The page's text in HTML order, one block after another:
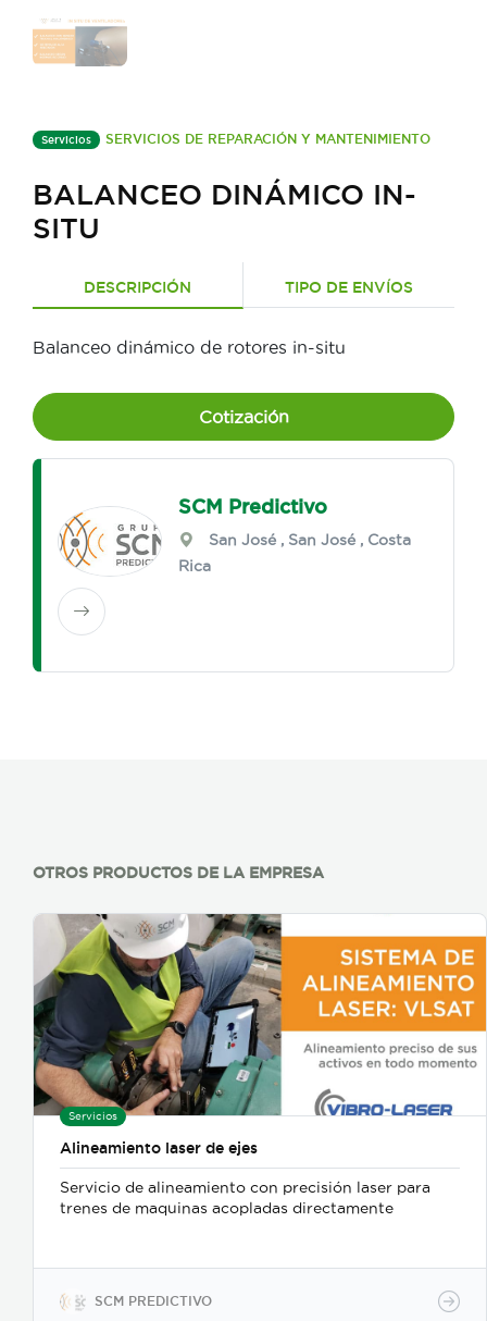
Servicios SERVICIOS DE REPARACIÓN Y MANTENIMIENTO
BALANCEO DINÁMICO IN-
SITU
DESCRIPCIÓN TIPO DE ENVÍOS
Balanceo dinámico de rotores in-situ
Cotización
SCM Predictivo
San José , San José , Costa
Rica
OTROS PRODUCTOS DE LA EMPRESA
Servicios
Alineamiento laser de ejes
Servicio de alineamiento con precisión laser para
trenes de maquinas acopladas directamente
SCM PREDICTIVO